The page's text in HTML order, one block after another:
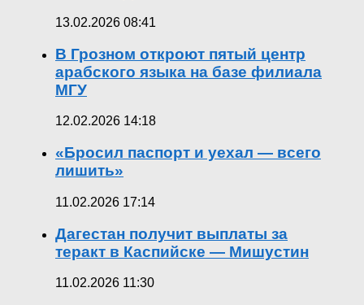
13.02.2026 08:41
В Грозном откроют пятый центр
арабского языка на базе филиала
МГУ
12.02.2026 14:18
«Бросил паспорт и уехал — всего
лишить»
11.02.2026 17:14
Дагестан получит выплаты за
теракт в Каспийске — Мишустин
11.02.2026 11:30